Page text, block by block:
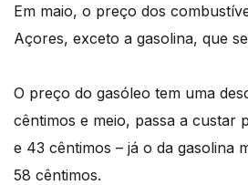
Em maio, o preço dos
Açores, exceto a gasolina, que
O preço do gasóleo tem uma
cêntimos e meio, passa a custar
e 43 cêntimos – já o da gasolina
58 cêntimos.